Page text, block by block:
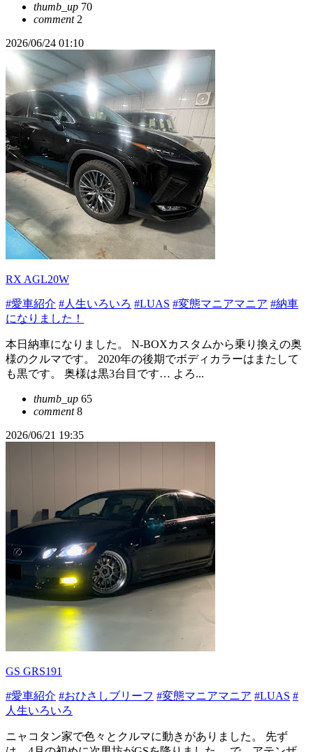
thumb_up 70
comment2
2026/06/24 01:10
RX AGL20W
#愛車紹介 #人生いろいろ #LUAS #変態マニアマニア #納車
になりました！
本日納車になりました。 N-BOXカスタムから乗り換えの奥
様のクルマです。 2020年の後期でボディカラーはまたして
も黒です。 奥様は黒3台目です… よろ...
thumb_up 65
comment8
2026/06/21 19:35
GS GRS191
#愛車紹介 #おひさしブリーフ #変態マニアマニア #LUAS #
人生いろいろ
ニャコタン家で色々とクルマに動きがありました。 先ず